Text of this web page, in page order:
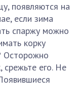
появляются на
если зима
спаржу можно
корку
Осторожно
срежьте его. Не